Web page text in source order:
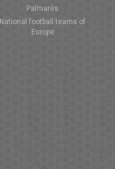
Palmarès
National football teams of
Europe